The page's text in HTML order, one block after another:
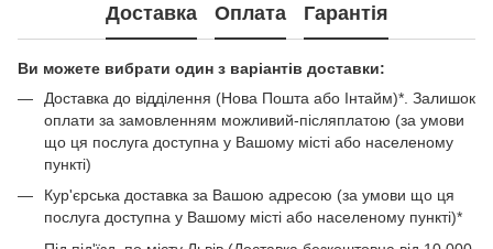
Доставка Оплата Гарантія
Ви можете вибрати один з варіантів доставки:
Доставка до відділення (Нова Пошта або Інтайм)*. Залишок
оплати за замовленням можливий-післяплатою (за умови
що ця послуга доступна у Вашому місті або населеному
пункті)
Кур'єрська доставка за Вашою адресою (за умови що ця
послуга доступна у Вашому місті або населеному пункті)*